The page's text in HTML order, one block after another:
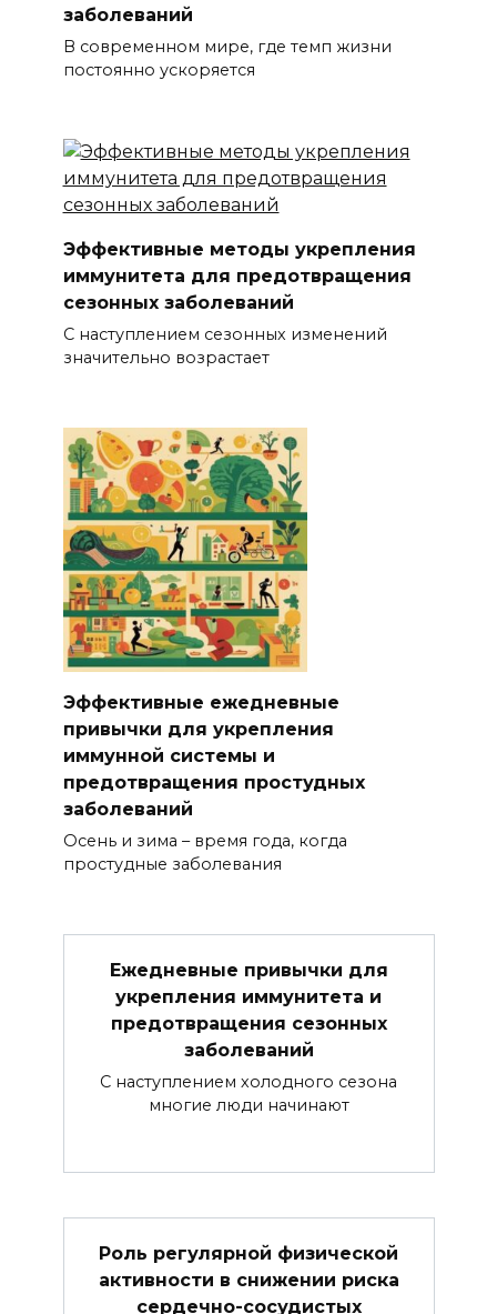
заболеваний
В современном мире, где темп жизни
постоянно ускоряется
Эффективные методы укрепления
иммунитета для предотвращения
сезонных заболеваний
С наступлением сезонных изменений
значительно возрастает
Эффективные ежедневные
привычки для укрепления
иммунной системы и
предотвращения простудных
заболеваний
Осень и зима – время года, когда
простудные заболевания
Ежедневные привычки для
укрепления иммунитета и
предотвращения сезонных
заболеваний
С наступлением холодного сезона
многие люди начинают
Роль регулярной физической
активности в снижении риска
сердечно-сосудистых